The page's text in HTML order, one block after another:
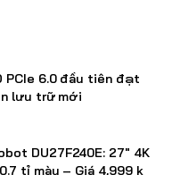
PCIe 6.0 đầu tiên đạt
lưu trữ mới
DU27F240E: 27" 4K
tỉ màu – Giá 4,999 k